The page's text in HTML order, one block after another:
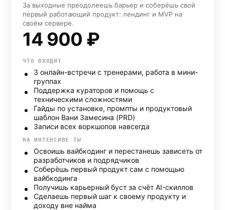
За выходные преодолеешь барьер и соберёшь свой
первый работающий продукт: лендинг и MVP на
своём сервере.
14 900 ₽
ЧТО ВХОДИТ
3 онлайн-встречи с тренерами, работа в мини-
группах
Поддержка кураторов и помощь с
техническими сложностями
Гайды по установке, промпты и продуктовый
шаблон Вани Замесина (PRD)
Записи всех воркшопов навсегда
НА ИНТЕНСИВЕ ТЫ
Освоишь вайбкодинг и перестанешь зависеть от
разработчиков и подрядчиков
Соберёшь первый продукт сам с помощью
вайбкодинга
Получишь карьерный буст за счёт AI-скиллов
Сделаешь первый шаг к своему продукту и
доходу вне найма